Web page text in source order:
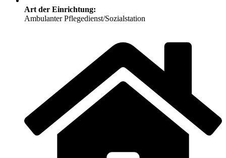
Art der Einrichtung:
Ambulanter Pflegedienst/Sozialstation